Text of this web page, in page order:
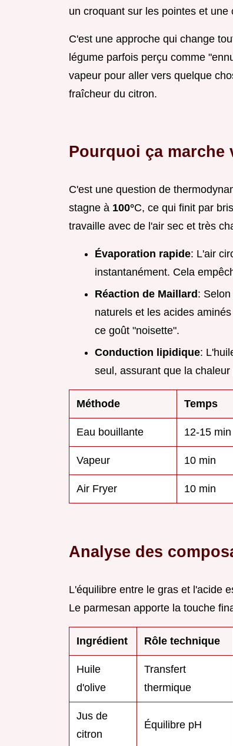
un croquant sur les pointes et une
C'est une approche qui change
légume parfois perçu comme
vapeur pour aller vers quelque
fraîcheur du citron.
Pourquoi ça marche
C'est une question de
stagne à 100°C, ce qui finit par
travaille avec de l'air sec et très
Évaporation rapide: L'air
instantanément. Cela
Réaction de Maillard: Selon
naturels et les acides
ce goût "noisette".
Conduction lipidique:
seul, assurant que la
Méthode Temps
Eau bouillante 12-15 min
Vapeur 10 min
Air Fryer 10 min
Analyse des
L'équilibre entre le gras et l'acide
Le parmesan apporte la touche
Ingrédient Rôle technique
Huile
d'olive
Transfert
thermique
Jus de
citron
Équilibre pH